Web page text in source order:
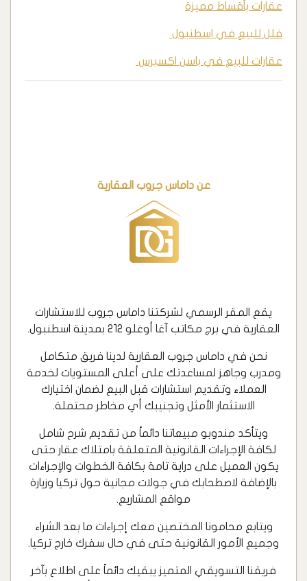
عقارات بأقساط مميزة
فلل للبيع في اسطنبول
عقارات للبيع في باسن اكسبرس
عن داماس جروب العقارية
يقع المقر الرسمي لشركتنا داماس جروب للاستشارات
العقارية في برج مكاتب آغا أوغلو 212 بمدينة اسطنبول.
نحن في داماس جروب العقارية لدينا فريق متكامل
ومدرب وجاهز لمساعدتك على أعلى المستويات لخدمة
العملاء وتقديم استشارات قبل البيع لضمان اختيارك
الاستثمار الأمثل وتجنيبك أي مخاطر محتملة.
ويتأكد مندوبو مبيعاتنا دائماً من تقديم شرح شامل
لكافة الإجراءات القانونية المتعلقة بامتلاك عقار حتى
يكون العميل على دراية تامة بكافة الخطوات والإجراءات
بالإضافة لاصطحابك في جولات مجانية حول تركيا وزيارة
مواقع المشاريع.
ويتابع محامونا المختصين معك إجراءات ما بعد الشراء
وجميع الأمور القانونية حتى في حال سفرك خارج تركيا.
فريقنا التسويقي المتميز يبقيك دائماً على اطلاع بآخر